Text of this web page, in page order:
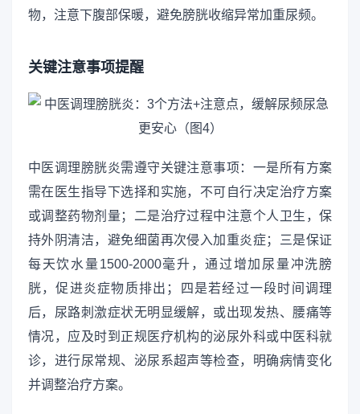
物，注意下腹部保暖，避免膀胱收缩异常加重尿频。
关键注意事项提醒
中医调理膀胱炎需遵守关键注意事项：一是所有方案
需在医生指导下选择和实施，不可自行决定治疗方案
或调整药物剂量；二是治疗过程中注意个人卫生，保
持外阴清洁，避免细菌再次侵入加重炎症；三是保证
每天饮水量1500-2000毫升，通过增加尿量冲洗膀
胱，促进炎症物质排出；四是若经过一段时间调理
后，尿路刺激症状无明显缓解，或出现发热、腰痛等
情况，应及时到正规医疗机构的泌尿外科或中医科就
诊，进行尿常规、泌尿系超声等检查，明确病情变化
并调整治疗方案。